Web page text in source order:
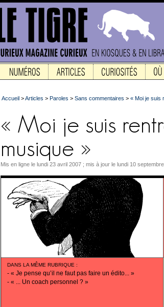
Accueil >Articles > Paroles > Sans commentaires > « Moi je suis
Mis en ligne le lundi 23 avril 2007 ; mis à jour le lundi 10 septembre
DANS LA MÊME RUBRIQUE :
- « Je pense qu’il ne faut pas faire un édito... »
- « ... Un coach personnel ? »